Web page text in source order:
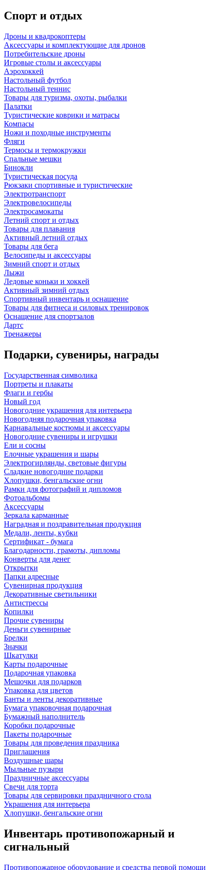
Спорт и отдых
Дроны и квадрокоптеры
Аксессуары и комплектующие для дронов
Потребительские дроны
Игровые столы и аксессуары
Аэрохоккей
Настольный футбол
Настольный теннис
Товары для туризма, охоты, рыбалки
Палатки
Туристические коврики и матрасы
Компасы
Ножи и походные инструменты
Фляги
Термосы и термокружки
Спальные мешки
Бинокли
Туристическая посуда
Рюкзаки спортивные и туристические
Электротранспорт
Электровелосипеды
Электросамокаты
Летний спорт и отдых
Товары для плавания
Активный летний отдых
Товары для бега
Велосипеды и аксессуары
Зимний спорт и отдых
Лыжи
Ледовые коньки и хоккей
Активный зимний отдых
Спортивный инвентарь и оснащение
Товары для фитнеса и силовых тренировок
Оснащение для спортзалов
Дартс
Тренажеры
Подарки, сувениры, награды
Государственная символика
Портреты и плакаты
Флаги и гербы
Новый год
Новогодние украшения для интерьера
Новогодняя подарочная упаковка
Карнавальные костюмы и аксессуары
Новогодние сувениры и игрушки
Ели и сосны
Елочные украшения и шары
Электрогирлянды, световые фигуры
Сладкие новогодние подарки
Хлопушки, бенгальские огни
Рамки для фотографий и дипломов
Фотоальбомы
Аксессуары
Зеркала карманные
Наградная и поздравительная продукция
Медали, ленты, кубки
Сертификат - бумага
Благодарности, грамоты, дипломы
Конверты для денег
Открытки
Папки адресные
Сувенирная продукция
Декоративные светильники
Антистрессы
Копилки
Прочие сувениры
Деньги сувенирные
Брелки
Значки
Шкатулки
Карты подарочные
Подарочная упаковка
Мешочки для подарков
Упаковка для цветов
Банты и ленты декоративные
Бумага упаковочная подарочная
Бумажный наполнитель
Коробки подарочные
Пакеты подарочные
Товары для проведения праздника
Приглашения
Воздушные шары
Мыльные пузыри
Праздничные аксессуары
Свечи для торта
Товары для сервировки праздничного стола
Украшения для интерьера
Хлопушки, бенгальские огни
Инвентарь противопожарный и
сигнальный
Противопожарное оборудование и средства первой помощи